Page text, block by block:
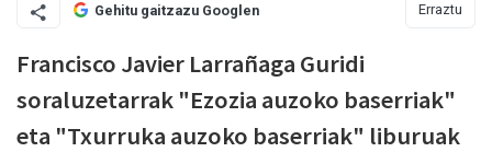
Gehitu gaitzazu Googlen Erraztu
Francisco Javier Larrañaga Guridi
soraluzetarrak "Ezozia auzoko baserriak"
eta "Txurruka auzoko baserriak" liburuak